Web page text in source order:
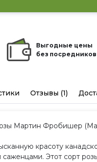
Выгодные цены
без посредников
Отзывы (1)
Мартин Фробишер
красоту
саженцами. Этот сорт